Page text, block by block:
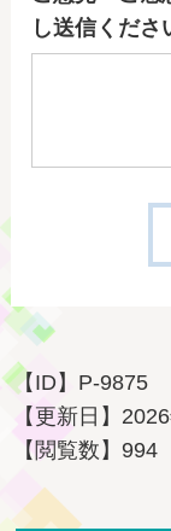
し送信くださ
【ID】 P-9875
【更新日】
【閲覧数】 994